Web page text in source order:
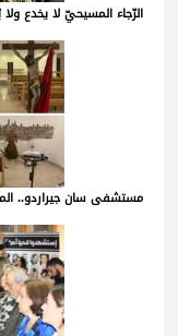
الرّجاء المسيحيّ لا يخدع
مستشفى سان جيراردو..